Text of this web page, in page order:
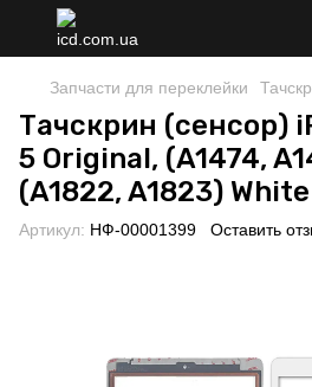
Запчасти для переклейки
Тачскрин (сенсор)
5 Original, (A1474,
(A1822, A1823) White
Артикул: НФ-00001399 Оставить